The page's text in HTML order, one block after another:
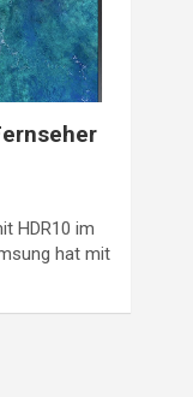
HDR10 im
hat mit